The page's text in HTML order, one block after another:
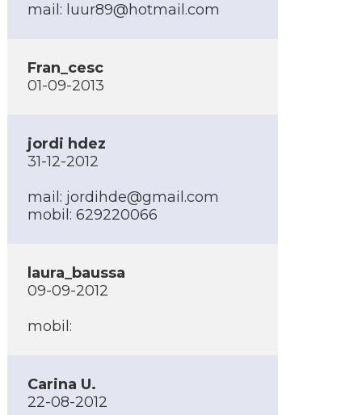
mail: luur89@hotmail.com
Fran_cesc
01-09-2013
jordi hdez
31-12-2012
mail: jordihde@gmail.com
mobil: 629220066
laura_baussa
09-09-2012
mobil:
Carina U.
22-08-2012